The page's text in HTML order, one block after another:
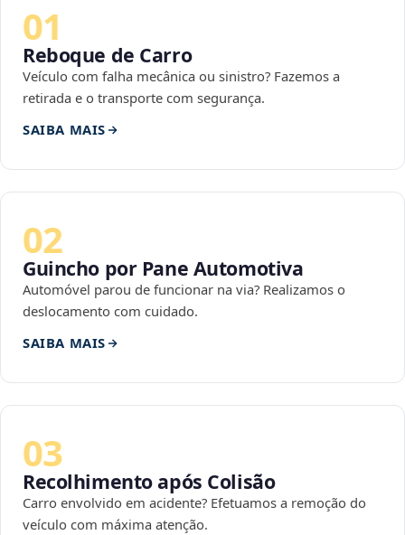
01
Reboque de Carro
Veículo com falha mecânica ou sinistro? Fazemos a
retirada e o transporte com segurança.
SAIBA MAIS
02
Guincho por Pane Automotiva
Automóvel parou de funcionar na via? Realizamos o
deslocamento com cuidado.
SAIBA MAIS
03
Recolhimento após Colisão
Carro envolvido em acidente? Efetuamos a remoção do
veículo com máxima atenção.